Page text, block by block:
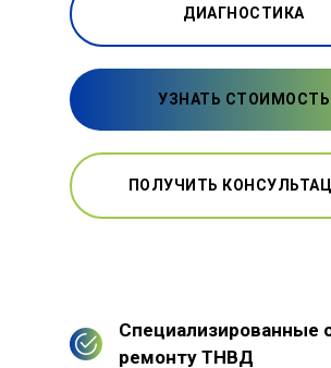
ДИАГНОСТИКА
УЗНАТЬ СТОИМОСТЬ
ПОЛУЧИТЬ
Специализированные
ремонту ТНВД